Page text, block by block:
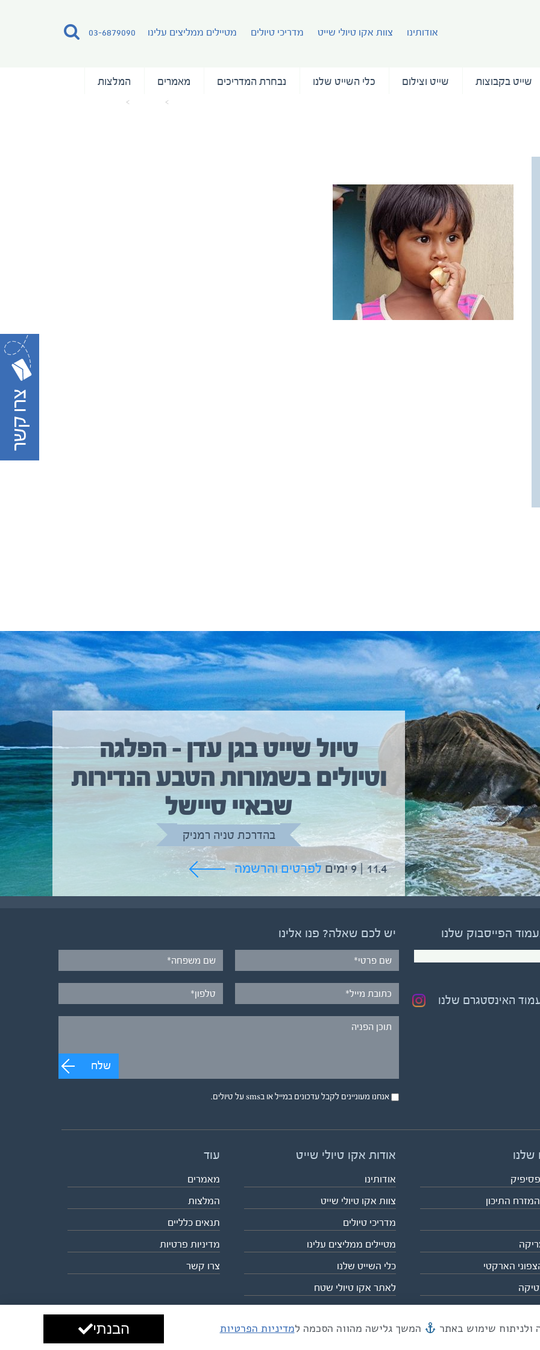
03-6879090 אודותינו צוות אקו טיולי שייט מדריכי טיולים מטיילים ממליצים עלינו
שייט בקבוצות שייט וצילום כלי השייט שלנו נבחרת המדריכים מאמרים המלצות
טיול שייט בגן עדן – הפלגה
וטיולים בשמורות הטבע הנדירות
שבאיי סיישל
בהדרכת טניה רמניק
11.4 | 9 ימים לפרטים והרשמה
הפייסבוק שלנו
האינסטגרם שלנו
יש לכם שאלה? פנו אלינו
שלח
אנחנו מעוניינים לקבל עדכונים במייל או בsms על טיולים.
שלנו
התיכון
הארקטי
אודות אקו טיולי שייט
אודותינו
צוות אקו טיולי שייט
מדריכי טיולים
מטיילים ממליצים עלינו
כלי השייט שלנו
לאתר אקו טיולי שטח
עוד
מאמרים
המלצות
תנאים כלליים
מדיניות פרטיות
צרו קשר
מייל mail@eco.co.il | כתובתנו המסגר 55, תל אביב עיצוב ופיתוח: ביבר גלובל
המשך גלישה מהווה הסכמה למדיניות הפרטיות הבנתי